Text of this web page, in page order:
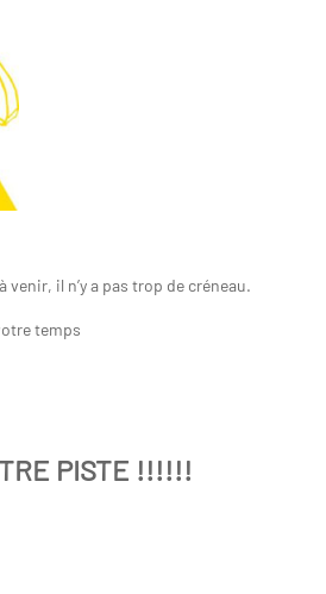
il n’y a pas trop de créneau.
temps
PISTE !!!!!!